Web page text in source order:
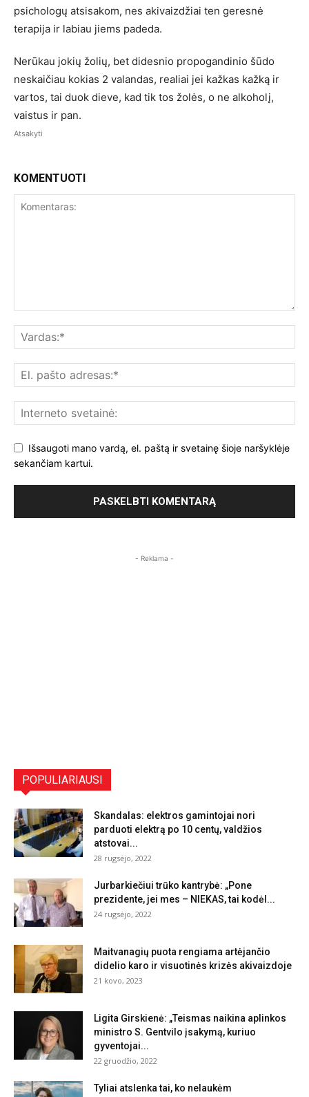
psichologų atsisakom, nes akivaizdžiai ten geresnė
terapija ir labiau jiems padeda.
Nerūkau jokių žolių, bet didesnio propogandinio šūdo
neskaičiau kokias 2 valandas, realiai jei kažkas kažką ir
vartos, tai duok dieve, kad tik tos žolės, o ne alkoholį,
vaistus ir pan.
Atsakyti
KOMENTUOTI
Išsaugoti mano vardą, el. paštą ir svetainę šioje naršyklėje
sekančiam kartui.
- Reklama -
POPULIARIAUSI
Skandalas: elektros gamintojai nori
parduoti elektrą po 10 centų, valdžios
atstovai...
28 rugsėjo, 2022
Jurbarkiečiui trūko kantrybė: „Pone
prezidente, jei mes – NIEKAS, tai kodėl...
24 rugsėjo, 2022
Maitvanagių puota rengiama artėjančio
didelio karo ir visuotinės krizės akivaizdoje
21 kovo, 2023
Ligita Girskienė: „Teismas naikina aplinkos
ministro S. Gentvilo įsakymą, kuriuo
gyventojai...
22 gruodžio, 2022
Tyliai atslenka tai, ko nelaukėm